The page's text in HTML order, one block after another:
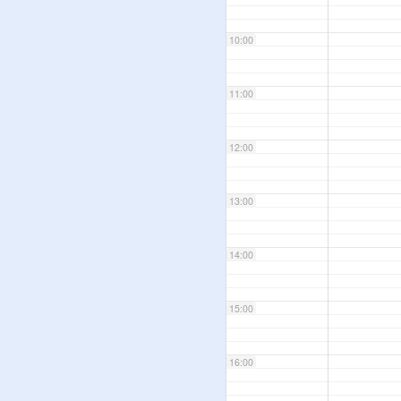
10:00
11:00
12:00
13:00
14:00
15:00
16:00